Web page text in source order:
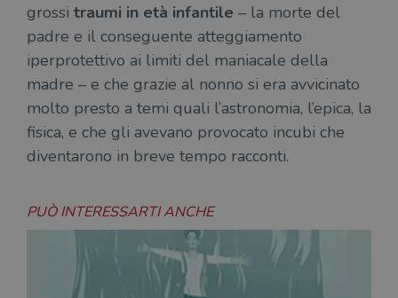
grossi traumi in età infantile – la morte del
padre e il conseguente atteggiamento
iperprotettivo ai limiti del maniacale della
madre – e che grazie al nonno si era avvicinato
molto presto a temi quali l’astronomia, l’epica, la
fisica, e che gli avevano provocato incubi che
diventarono in breve tempo racconti.
PUÒ INTERESSARTI ANCHE